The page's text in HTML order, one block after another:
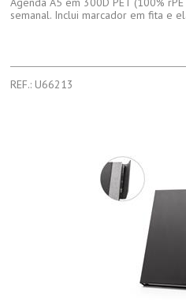
semanal. Inclui marcador em fita e
REF.: U66213